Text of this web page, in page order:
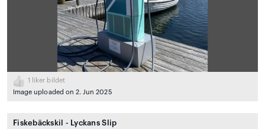
1
liker bildet
Image uploaded on 2. Jun 2025
Fiskebäckskil - Lyckans Slip